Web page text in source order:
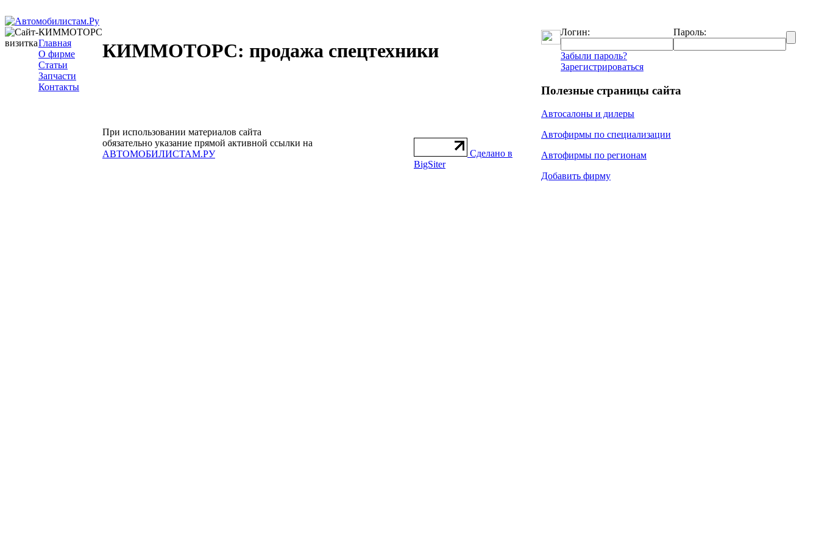
КИММОТОРС
Главная
О фирме
Статьи
Запчасти
Контакты
КИММОТОРС: продажа спецтехники
При использовании материалов сайта
обязательно указание прямой активной ссылки на
АВТОМОБИЛИСТАМ.РУ
Сделано в
BigSiter
Логин: Пароль:
Забыли пароль?
Зарегистрироваться
Полезные страницы сайта
Автосалоны и дилеры
Автофирмы по специализации
Автофирмы по регионам
Добавить фирму